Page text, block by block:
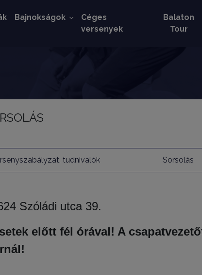
Bajnokságok
Céges
versenyek
Balaton
Tour
tudnivalók Sorsolás
Szóládi utca 39.
előtt fél órával! A